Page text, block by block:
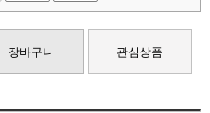
장바구니 관심상품